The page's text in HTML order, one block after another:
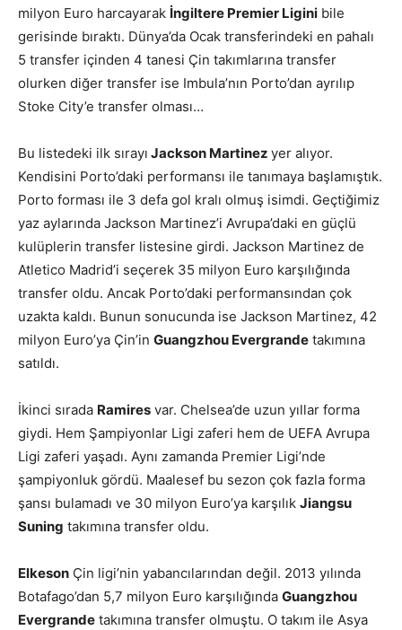
milyon Euro harcayarak İngiltere Premier Ligini bile
gerisinde bıraktı. Dünya’da Ocak transferindeki en pahalı
5 transfer içinden 4 tanesi Çin takımlarına transfer
olurken diğer transfer ise Imbula’nın Porto’dan ayrılıp
Stoke City’e transfer olması…
Bu listedeki ilk sırayı Jackson Martinez yer alıyor.
Kendisini Porto’daki performansı ile tanımaya başlamıştık.
Porto forması ile 3 defa gol kralı olmuş isimdi. Geçtiğimiz
yaz aylarında Jackson Martinez’i Avrupa’daki en güçlü
kulüplerin transfer listesine girdi. Jackson Martinez de
Atletico Madrid’i seçerek 35 milyon Euro karşılığında
transfer oldu. Ancak Porto’daki performansından çok
uzakta kaldı. Bunun sonucunda ise Jackson Martinez, 42
milyon Euro’ya Çin’in Guangzhou Evergrande takımına
satıldı.
İkinci sırada Ramires var. Chelsea’de uzun yıllar forma
giydi. Hem Şampiyonlar Ligi zaferi hem de UEFA Avrupa
Ligi zaferi yaşadı. Aynı zamanda Premier Ligi’nde
şampiyonluk gördü. Maalesef bu sezon çok fazla forma
şansı bulamadı ve 30 milyon Euro’ya karşılık Jiangsu
Suning takımına transfer oldu.
Elkeson Çin ligi’nin yabancılarından değil. 2013 yılında
Botafago’dan 5,7 milyon Euro karşılığında Guangzhou
Evergrande takımına transfer olmuştu. O takım ile Asya